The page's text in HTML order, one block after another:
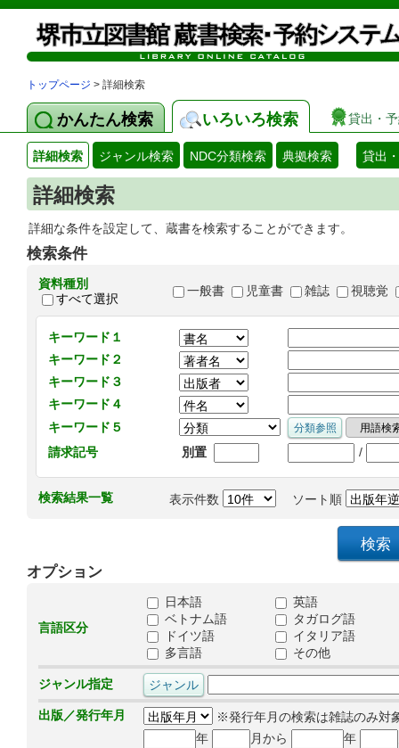
トップページ > 詳細検索
かんたん検索 いろいろ検索 貸出・
詳細検索 ジャンル検索 NDC分類検索 典拠検索 貸出
詳細検索
詳細な条件を設定して、蔵書を検索することができます。
検索条件
資料種別
すべて選択
一般書 児童書 雑誌 視聴覚
キーワード１
キーワード２
キーワード３
キーワード４
キーワード５
請求記号
別置 /
検索結果一覧 表示件数 ソート順
オプション
言語区分
日本語
英語
ベトナム語
タガログ語
ドイツ語
イタリア語
多言語
その他
ジャンル指定
出版／発行年月
※発行年月の検索は雑誌のみ対
年
月から 年